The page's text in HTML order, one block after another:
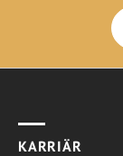
KARRIÄR